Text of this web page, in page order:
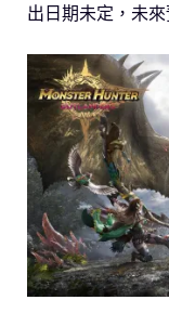
出日期未定，未